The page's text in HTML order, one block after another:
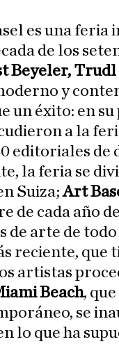
es una feria
de los
Beyeler,
y
un éxito: en
a la
editoriales de
la feria se
Suiza;Art
de cada año
de arte de
reciente, que
artistas
Beach,
se
lo que ha